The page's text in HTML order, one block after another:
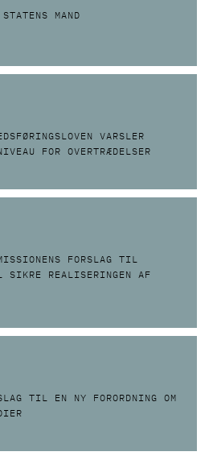
MAND
VARSLER
FOR OVERTRÆDELSER
FORSLAG TIL
SIKRE REALISERINGEN AF
TIL EN NY FORORDNING OM